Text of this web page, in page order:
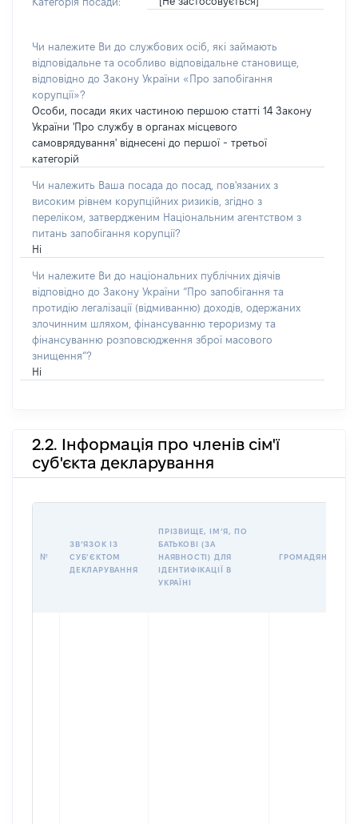
Чи належите Ви до службових осіб, які займають
відповідальне та особливо відповідальне становище,
відповідно до Закону України «Про запобігання
корупції»?
Особи, посади яких частиною першою статті 14 Закону
України 'Про службу в органах місцевого
самоврядування' віднесені до першої - третьої
категорій
Чи належить Ваша посада до посад, пов'язаних з
високим рівнем корупційних ризиків, згідно з
переліком, затвердженим Національним агентством з
питань запобігання корупції?
Ні
Чи належите Ви до національних публічних діячів
відповідно до Закону України “Про запобігання та
протидію легалізації (відмиванню) доходів, одержаних
злочинним шляхом, фінансуванню тероризму та
фінансуванню розповсюдження зброї масового
знищення”?
Ні
2.2. Інформація про членів сім'ї
суб'єкта декларування
№
ЗВʼЯЗОК ІЗ
СУБʼЄКТОМ
ДЕКЛАРУВАННЯ
ПРІЗВИЩЕ, ІМʼЯ, ПО
БАТЬКОВІ (ЗА
НАЯВНОСТІ) ДЛЯ
ІДЕНТИФІКАЦІЇ В
УКРАЇНІ
ГРОМАДЯНСТВО